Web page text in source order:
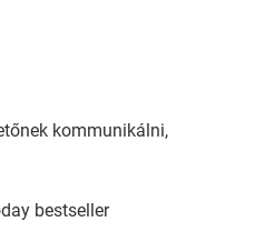
kommunikálni,
bestseller